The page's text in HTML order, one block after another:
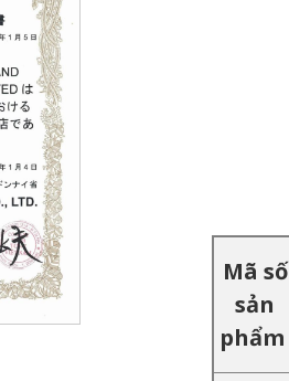
Mã số
sản
phẩm